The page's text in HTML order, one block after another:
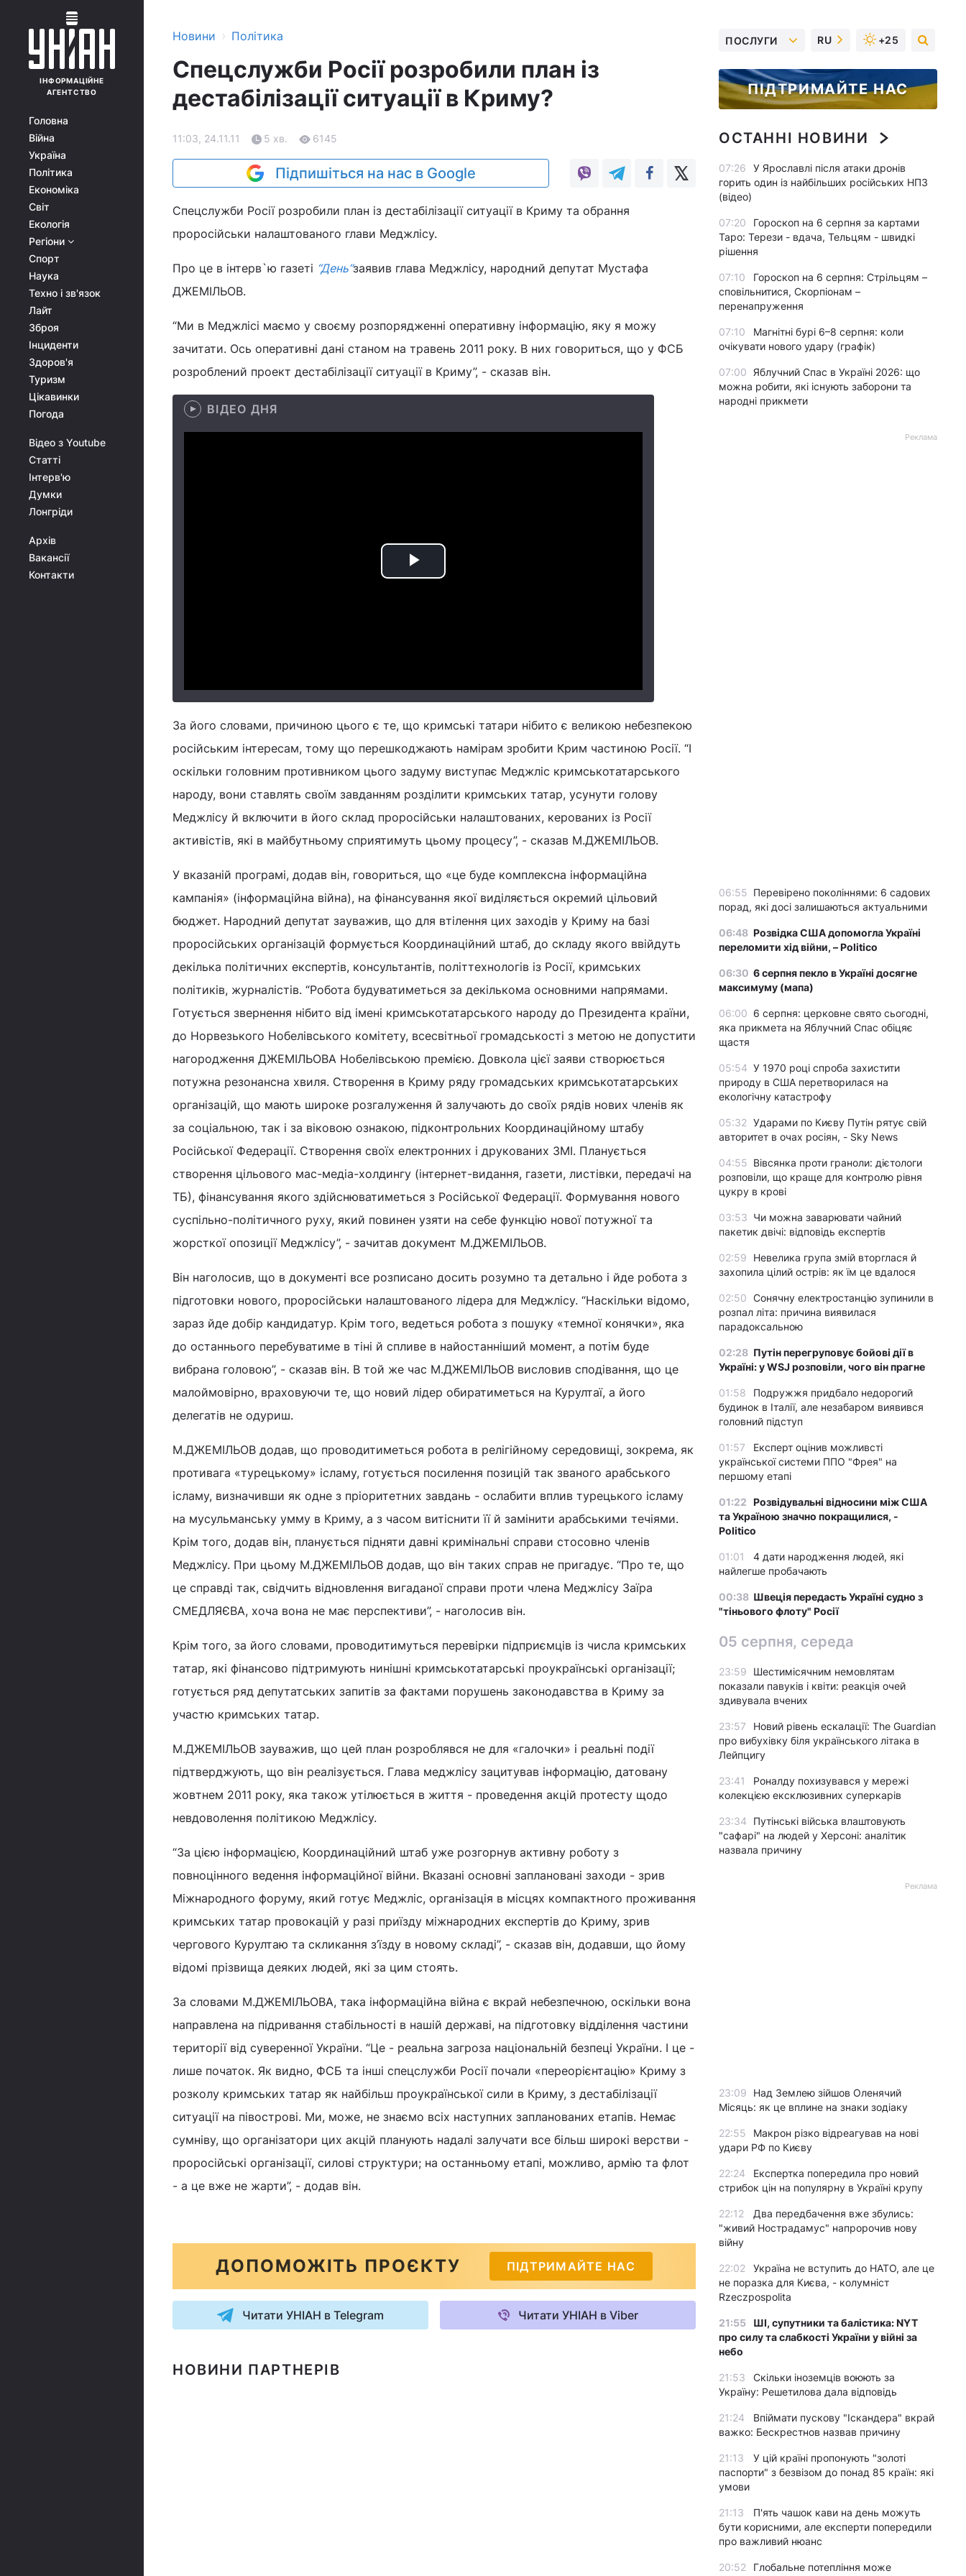
ІНФОРМАЦІЙНЕ
АГЕНТСТВО
Головна
Війна
Україна
Політика
Економіка
Світ
Екологія
Регіони
Спорт
Наука
Техно і зв'язок
Лайт
Зброя
Інциденти
Здоров'я
Туризм
Цікавинки
Погода
Відео з Youtube
Статті
Інтерв'ю
Думки
Лонгріди
Архів
Вакансії
Контакти
Новини › Політика
Спецслужби Росії розробили план із
дестабілізації ситуації в Криму?
11:03, 24.11.11 5 хв. 6145
Підпишіться на нас в Google
Спецслужби Росії розробили план із дестабілізації ситуації в Криму та обрання
проросійськи налаштованого глави Меджлісу.
Про це в інтерв`ю газеті “День”заявив глава Меджлісу, народний депутат Мустафа
ДЖЕМІЛЬОВ.
“Ми в Меджлісі маємо у своєму розпорядженні оперативну інформацію, яку я можу
зачитати. Ось оперативні дані станом на травень 2011 року. В них говориться, що у ФСБ
розроблений проект дестабілізації ситуації в Криму”, - сказав він.
ВІДЕО ДНЯ
Play
За його словами, причиною цього є те, що кримські татари нібито є великою небезпекою
російським інтересам, тому що перешкоджають намірам зробити Крим частиною Росії. “І
оскільки головним противником цього задуму виступає Меджліс кримськотатарського
народу, вони ставлять своїм завданням розділити кримських татар, усунути голову
Меджлісу й включити в його склад проросійськи налаштованих, керованих із Росії
активістів, які в майбутньому сприятимуть цьому процесу”, - сказав М.ДЖЕМІЛЬОВ.
У вказаній програмі, додав він, говориться, що «це буде комплексна інформаційна
кампанія» (інформаційна війна), на фінансування якої виділяється окремий цільовий
бюджет. Народний депутат зауважив, що для втілення цих заходів у Криму на базі
проросійських організацій формується Координаційний штаб, до складу якого ввійдуть
декілька політичних експертів, консультантів, політтехнологів із Росії, кримських
політиків, журналістів. “Робота будуватиметься за декількома основними напрямами.
Готується звернення нібито від імені кримськотатарського народу до Президента країни,
до Норвезького Нобелівського комітету, всесвітньої громадськості з метою не допустити
нагородження ДЖЕМІЛЬОВА Нобелівською премією. Довкола цієї заяви створюється
потужна резонансна хвиля. Створення в Криму ряду громадських кримськотатарських
організацій, що мають широке розгалуження й залучають до своїх рядів нових членів як
за соціальною, так і за віковою ознакою, підконтрольних Координаційному штабу
Російської Федерації. Створення своїх електронних і друкованих ЗМІ. Планується
створення цільового мас-медіа-холдингу (інтернет-видання, газети, листівки, передачі на
ТБ), фінансування якого здійснюватиметься з Російської Федерації. Формування нового
суспільно-політичного руху, який повинен узяти на себе функцію нової потужної та
жорсткої опозиції Меджлісу”, - зачитав документ М.ДЖЕМІЛЬОВ.
Він наголосив, що в документі все розписано досить розумно та детально і йде робота з
підготовки нового, проросійськи налаштованого лідера для Меджлісу. “Наскільки відомо,
зараз йде добір кандидатур. Крім того, ведеться робота з пошуку «темної конячки», яка
до останнього перебуватиме в тіні й спливе в найостанніший момент, а потім буде
вибрана головою”, - сказав він. В той же час М.ДЖЕМІЛЬОВ висловив сподівання, що це
малоймовірно, враховуючи те, що новий лідер обиратиметься на Курултаї, а його
делегатів не одуриш.
М.ДЖЕМІЛЬОВ додав, що проводитиметься робота в релігійному середовищі, зокрема, як
противага «турецькому» ісламу, готується посилення позицій так званого арабського
ісламу, визначивши як одне з пріоритетних завдань - ослабити вплив турецького ісламу
на мусульманську умму в Криму, а з часом витіснити її й замінити арабськими течіями.
Крім того, додав він, планується підняти давні кримінальні справи стосовно членів
Меджлісу. При цьому М.ДЖЕМІЛЬОВ додав, що він таких справ не пригадує. “Про те, що
це справді так, свідчить відновлення вигаданої справи проти члена Меджлісу Заїра
СМЕДЛЯЄВА, хоча вона не має перспективи”, - наголосив він.
Крім того, за його словами, проводитимуться перевірки підприємців із числа кримських
татар, які фінансово підтримують нинішні кримськотатарські проукраїнські організації;
готується ряд депутатських запитів за фактами порушень законодавства в Криму за
участю кримських татар.
М.ДЖЕМІЛЬОВ зауважив, що цей план розроблявся не для «галочки» і реальні події
підтверджують, що він реалізується. Глава меджлісу зацитував інформацію, датовану
жовтнем 2011 року, яка також утілюється в життя - проведення акцій протесту щодо
невдоволення політикою Меджлісу.
“За цією інформацією, Координаційний штаб уже розгорнув активну роботу з
повноцінного ведення інформаційної війни. Вказані основні заплановані заходи - зрив
Міжнародного форуму, який готує Меджліс, організація в місцях компактного проживання
кримських татар провокацій у разі приїзду міжнародних експертів до Криму, зрив
чергового Курултаю та скликання з’їзду в новому складі”, - сказав він, додавши, що йому
відомі прізвища деяких людей, які за цим стоять.
За словами М.ДЖЕМІЛЬОВА, така інформаційна війна є вкрай небезпечною, оскільки вона
направлена на підривання стабільності в нашій державі, на підготовку відділення частини
території від суверенної України. “Це - реальна загроза національній безпеці України. І це -
лише початок. Як видно, ФСБ та інші спецслужби Росії почали «переорієнтацію» Криму з
розколу кримських татар як найбільш проукраїнської сили в Криму, з дестабілізації
ситуації на півострові. Ми, може, не знаємо всіх наступних запланованих етапів. Немає
сумніву, що організатори цих акцій планують надалі залучати все більш широкі верстви -
проросійські організації, силові структури; на останньому етапі, можливо, армію та флот
- а це вже не жарти”, - додав він.
ДОПОМОЖІТЬ ПРОЄКТУ ПІДТРИМАЙТЕ НАС
Читати УНІАН в Telegram Читати УНІАН в Viber
НОВИНИ ПАРТНЕРІВ
ПОСЛУГИ RU +25
ПІДТРИМАЙТЕ НАС
ОСТАННІ НОВИНИ
07:26
У Ярославлі після атаки дронів
горить один із найбільших російських НПЗ
(відео)
07:20
Гороскоп на 6 серпня за картами
Таро: Терези - вдача, Тельцям - швидкі
рішення
07:10
Гороскоп на 6 серпня: Стрільцям –
сповільнитися, Скорпіонам –
перенапруження
07:10
Магнітні бурі 6–8 серпня: коли
очікувати нового удару (графік)
07:00 Яблучний Спас в Україні 2026: що
можна робити, які існують заборони та
народні прикмети
Реклама
06:55 Перевірено поколіннями: 6 садових
порад, які досі залишаються актуальними
06:48 Розвідка США допомогла Україні
переломити хід війни, – Politico
06:30 6 серпня пекло в Україні досягне
максимуму (мапа)
06:00 6 серпня: церковне свято сьогодні,
яка прикмета на Яблучний Спас обіцяє
щастя
05:54 У 1970 році спроба захистити
природу в США перетворилася на
екологічну катастрофу
05:32 Ударами по Києву Путін рятує свій
авторитет в очах росіян, - Sky News
04:55 Вівсянка проти граноли: дієтологи
розповіли, що краще для контролю рівня
цукру в крові
03:53 Чи можна заварювати чайний
пакетик двічі: відповідь експертів
02:59
Невелика група змій вторглася й
захопила цілий острів: як їм це вдалося
02:50 Сонячну електростанцію зупинили в
розпал літа: причина виявилася
парадоксальною
02:28 Путін перегруповує бойові дії в
Україні: у WSJ розповіли, чого він прагне
01:58
Подружжя придбало недорогий
будинок в Італії, але незабаром виявився
головний підступ
01:57
Експерт оцінив можливсті
української системи ППО "Фрея" на
першому етапі
01:22 Розвідувальні відносини між США
та Україною значно покращилися, -
Politico
01:01
4 дати народження людей, які
найлегше пробачають
00:38 Швеція передасть Україні судно з
"тіньового флоту" Росії
05 серпня, середа
23:59
Шестимісячним немовлятам
показали павуків і квіти: реакція очей
здивувала вчених
23:57
Новий рівень ескалації: The Guardian
про вибухівку біля українського літака в
Лейпцигу
23:41
Роналду похизувався у мережі
колекцією ексклюзивних суперкарів
23:34
Путінські війська влаштовують
"сафарі" на людей у Херсоні: аналітик
назвала причину
Реклама
23:09
Над Землею зійшов Оленячий
Місяць: як це вплине на знаки зодіаку
22:55
Макрон різко відреагував на нові
удари РФ по Києву
22:24
Експертка попередила про новий
стрибок цін на популярну в Україні крупу
22:12
Два передбачення вже збулись:
"живий Нострадамус" напророчив нову
війну
22:02
Україна не вступить до НАТО, але це
не поразка для Києва, - колумніст
Rzeczpospolita
21:55
ШІ, супутники та балістика: NYT
про силу та слабкості України у війні за
небо
21:53
Скільки іноземців воюють за
Україну: Решетилова дала відповідь
21:24
Впіймати пускову "Іскандера" вкрай
важко: Бескрестнов назвав причину
21:13
У цій країні пропонують "золоті
паспорти" з безвізом до понад 85 країн: які
умови
21:13
П'ять чашок кави на день можуть
бути корисними, але експерти попередили
про важливий нюанс
20:52
Глобальне потепління може